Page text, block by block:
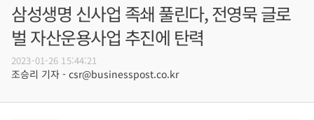
삼성생명 신사업 족쇄 풀린다, 전영묵 글로
벌 자산운용사업 추진에 탄력
2023-01-26 15:44:21
조승리 기자 - csr@businesspost.co.kr